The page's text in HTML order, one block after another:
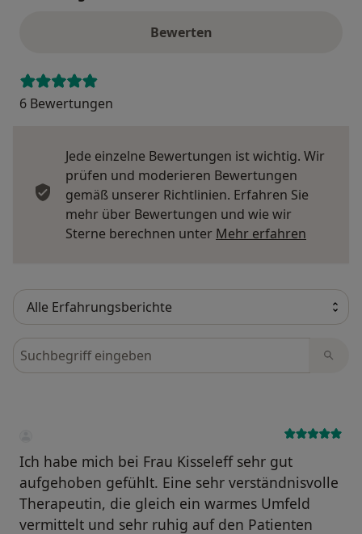
Bewerten
6 Bewertungen
Jede einzelne Bewertungen ist wichtig. Wir
prüfen und moderieren Bewertungen
gemäß unserer Richtlinien. Erfahren Sie
mehr über Bewertungen und wie wir
Sterne berechnen unter Mehr erfahren
Bewertungen durchsuchen
Ich habe mich bei Frau Kisseleff sehr gut
aufgehoben gefühlt. Eine sehr verständnisvolle
Therapeutin, die gleich ein warmes Umfeld
vermittelt und sehr ruhig auf den Patienten